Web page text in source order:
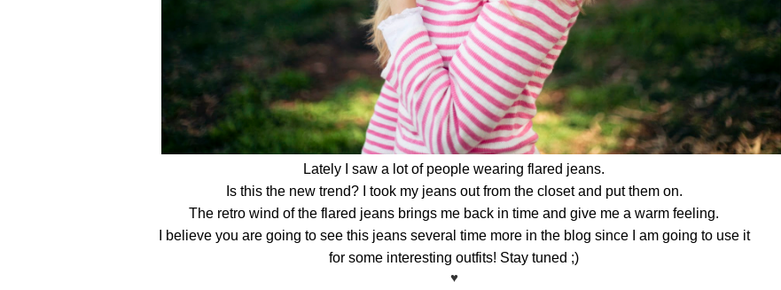
Lately I saw a lot of people wearing flared jeans.
Is this the new trend? I took my jeans out from the closet and put them on.
The retro wind of the flared jeans brings me back in time and give me a warm feeling.
I believe you are going to see this jeans several time more in the blog since I am going to use it
for some interesting outfits! Stay tuned ;)
♥